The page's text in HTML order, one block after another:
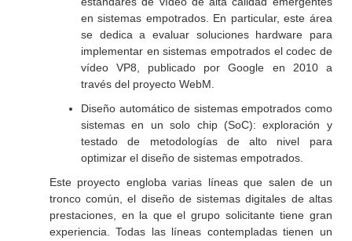
en sistemas empotrados. En particular, este área
se dedica a evaluar soluciones hardware para
implementar en sistemas empotrados el codec de
vídeo VP8, publicado por Google en 2010 a
través del proyecto WebM.
Diseño automático de sistemas empotrados como
sistemas en un solo chip (SoC): exploración y
testado de metodologías de alto nivel para
optimizar el diseño de sistemas empotrados.
Este proyecto engloba varias líneas que salen de un
tronco común, el diseño de sistemas digitales de altas
prestaciones, en la que el grupo solicitante tiene gran
experiencia. Todas las líneas contempladas tienen un